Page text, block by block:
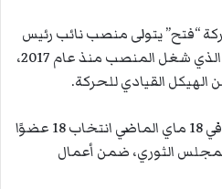
“فتح” يتولى منصب نائب رئيس
الحركة، بعد محمود العالول الذي شغل المنصب منذ عام 2017،
القيادي للحركة.
وكانت حركة “فتح” قد أعلنت في 18 ماي الماضي انتخاب 18 عضوًا
و80 عضوًا للمجلس الثوري، ضمن أعمال